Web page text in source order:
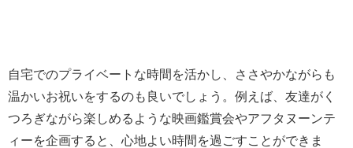
自宅でのプライベートな時間を活かし、ささやかながらも
温かいお祝いをするのも良いでしょう。例えば、友達がく
つろぎながら楽しめるような映画鑑賞会やアフタヌーンテ
ィーを企画すると、心地よい時間を過ごすことができま